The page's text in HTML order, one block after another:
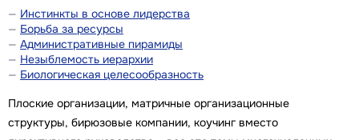
Инстинкты в основе лидерства
Борьба за ресурсы
Административные пирамиды
Незыблемость иерархии
Биологическая целесообразность
Плоские организации, матричные организационные
структуры, бирюзовые компании, коучинг вместо